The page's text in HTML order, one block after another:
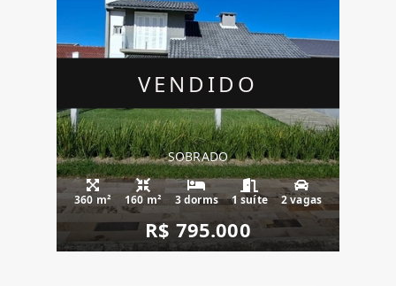
VENDIDO
SOBRADO
360 m² 160 m² 3 dorms 1 suíte 2 vagas
R$ 795.000